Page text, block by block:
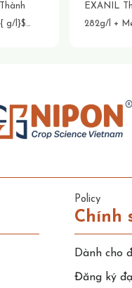
EXANIL Thành
282g/l +
phát triển
các mầm bệnh mới.
Policy
Chính
Dành cho
Đăng ký